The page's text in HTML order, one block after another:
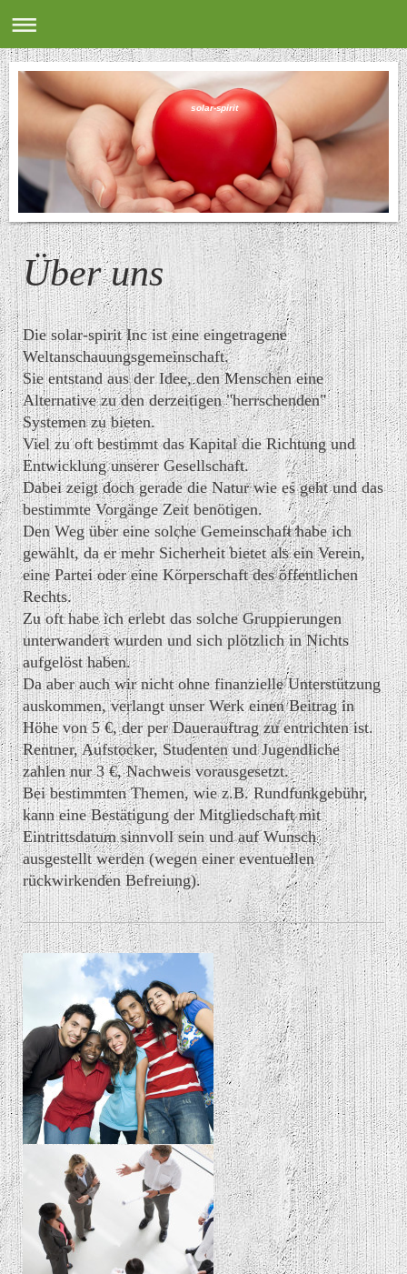
solar-spirit
Über uns
Die solar-spirit Inc ist eine eingetragene
Weltanschauungsgemeinschaft.
Sie entstand aus der Idee, den Menschen eine
Alternative zu den derzeitigen "herrschenden"
Systemen zu bieten.
Viel zu oft bestimmt das Kapital die Richtung und
Entwicklung unserer Gesellschaft.
Dabei zeigt doch gerade die Natur wie es geht und das
bestimmte Vorgänge Zeit benötigen.
Den Weg über eine solche Gemeinschaft habe ich
gewählt, da er mehr Sicherheit bietet als ein Verein,
eine Partei oder eine Körperschaft des öffentlichen
Rechts.
Zu oft habe ich erlebt das solche Gruppierungen
unterwandert wurden und sich plötzlich in Nichts
aufgelöst haben.
Da aber auch wir nicht ohne finanzielle Unterstützung
auskommen, verlangt unser Werk einen Beitrag in
Höhe von 5 €, der per Dauerauftrag zu entrichten ist.
Rentner, Aufstocker, Studenten und Jugendliche
zahlen nur 3 €, Nachweis vorausgesetzt.
Bei bestimmten Themen, wie z.B. Rundfunkgebühr,
kann eine Bestätigung der Mitgliedschaft mit
Eintrittsdatum sinnvoll sein und auf Wunsch
ausgestellt werden (wegen einer eventuellen
rückwirkenden Befreiung).